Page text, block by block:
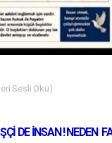
Sesli Oku)
DE İNSAN ! NEDEN